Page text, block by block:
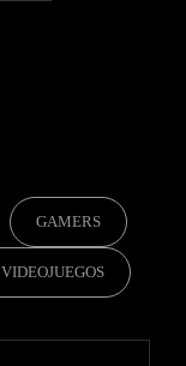
GAMERS
VIDEOJUEGOS